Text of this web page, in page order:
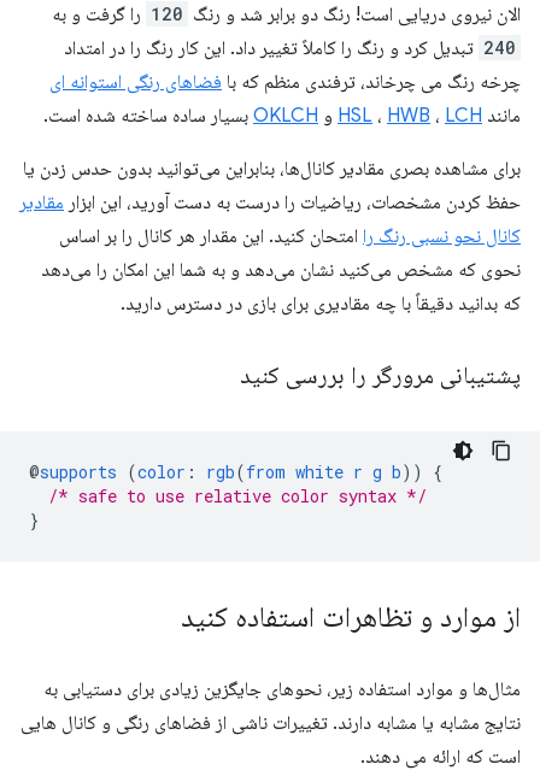
الان نیروی دریایی است! رنگ دو برابر شد و رنگ 120 را گرفت و به
240 تبدیل کرد و رنگ را کاملاً تغییر داد. این کار رنگ را در امتداد
چرخه رنگ می چرخاند، ترفندی منظم که با فضاهای رنگی استوانه ای
مانند
HSL ، HWB ، LCH و OKLCH بسیار ساده ساخته شده است.
برای مشاهده بصری مقادیر کانال‌ها، بنابراین می‌توانید بدون حدس زدن یا
حفظ کردن مشخصات، ریاضیات را درست به دست آورید، این ابزار مقادیر
کانال نحو نسبی رنگ را امتحان کنید. این مقدار هر کانال را بر اساس
نحوی که مشخص می‌کنید نشان می‌دهد و به شما این امکان را می‌دهد
که بدانید دقیقاً با چه مقادیری برای بازی در دسترس دارید.
پشتیبانی مرورگر را بررسی کنید
@supports (color : rgb(from white r g b))
{
/* safe to use relative color syntax */
}
از موارد و تظاهرات استفاده کنید
مثال‌ها و موارد استفاده زیر، نحوهای جایگزین زیادی برای دستیابی به
نتایج مشابه یا مشابه دارند. تغییرات ناشی از فضاهای رنگی و کانال هایی
است که ارائه می دهند.